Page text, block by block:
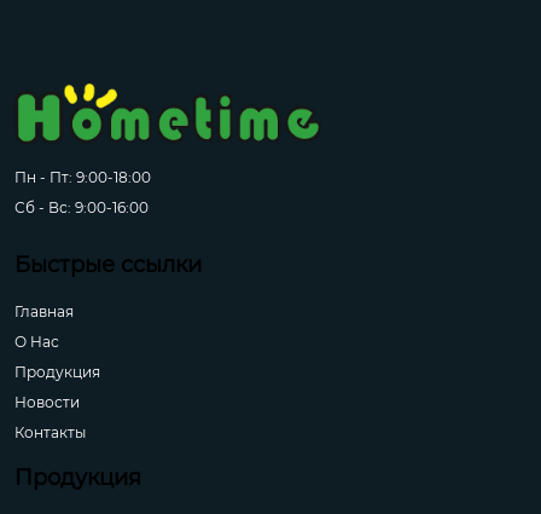
Пн - Пт: 9:00-18:00
Сб - Вс: 9:00-16:00
Быстрые ссылки
Главная
О Hас
Продукция
Новости
Контакты
Продукция